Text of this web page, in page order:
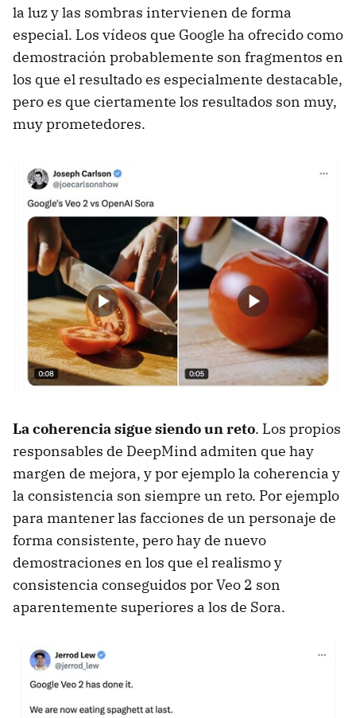
la luz y las sombras intervienen de forma
especial. Los vídeos que Google ha ofrecido como
demostración probablemente son fragmentos en
los que el resultado es especialmente destacable,
pero es que ciertamente los resultados son muy,
muy prometedores.
La coherencia sigue siendo un reto. Los propios
responsables de DeepMind admiten que hay
margen de mejora, y por ejemplo la coherencia y
la consistencia son siempre un reto. Por ejemplo
para mantener las facciones de un personaje de
forma consistente, pero hay de nuevo
demostraciones en los que el realismo y
consistencia conseguidos por Veo 2 son
aparentemente superiores a los de Sora.